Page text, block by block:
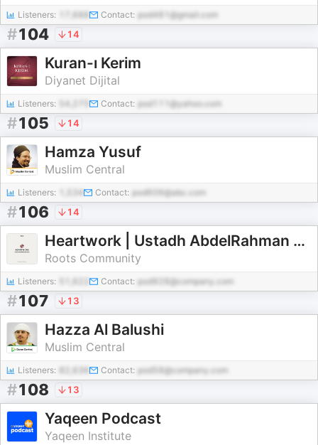
Listeners: Contact: pod481@gmail.com
#104 14
Kuran-ı Kerim
Diyanet Dijital
Listeners: 54,275 Contact: pod111@yahoo.com
#105 14
Hamza Yusuf
Muslim Central
Listeners: 1,534 Contact: pod606@abc.com
#106 14
Heartwork | Ustadh AbdelRahman Murphy
Roots Community
Listeners: Contact: pod928@company.com
#107 13
Hazza Al Balushi
Muslim Central
Listeners: Contact: pod58@company.com
#108 13
Yaqeen Podcast
Yaqeen Institute